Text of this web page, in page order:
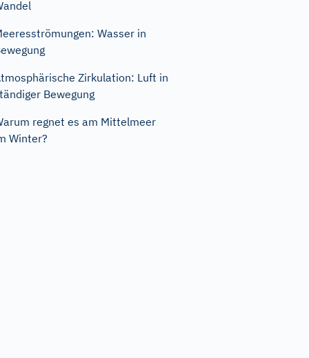
Wasser in
Zirkulation: Luft in
Bewegung
regnet es am Mittelmeer
Winter?